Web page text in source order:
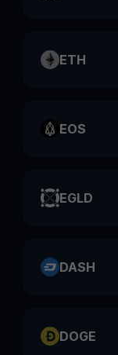
ETH
EOS
EGLD
DASH
DOGE